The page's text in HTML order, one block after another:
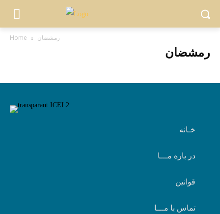
Home رمشضان
رمشضان
خـانه
در باره مـــا
قوانین
تماس با مـــا